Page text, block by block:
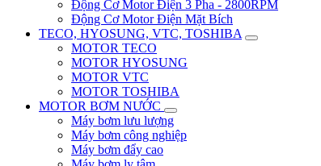
Động Cơ Motor Điện 3 Pha - 2800RPM
Động Cơ Motor Điện Mặt Bích
TECO, HYOSUNG, VTC, TOSHIBA
MOTOR TECO
MOTOR HYOSUNG
MOTOR VTC
MOTOR TOSHIBA
MOTOR BƠM NƯỚC
Máy bơm lưu lượng
Máy bơm công nghiệp
Máy bơm đẩy cao